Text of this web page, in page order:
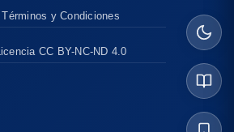
Términos y Condiciones
Licencia CC BY-NC-ND 4.0